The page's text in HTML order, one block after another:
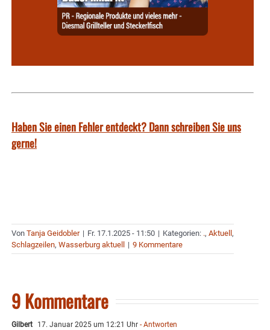
Haben Sie einen Fehler entdeckt? Dann schreiben Sie uns
gerne!
Von Tanja Geidobler | Fr. 17.1.2025 - 11:50 | Kategorien: ., Aktuell ,
Schlagzeilen, Wasserburg aktuell | 9 Kommentare
9 Kommentare
Gilbert 17. Januar 2025 um 12:21 Uhr - Antworten